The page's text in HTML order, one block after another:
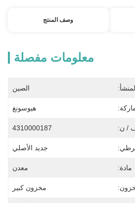
وصف المنتج
معلومات مفصلة
الصين
هيوسونغ
/ ن: 4310000187
جديد الأصلي
مادة: معدن
مخزون كبير